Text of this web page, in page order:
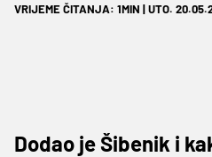
VRIJEME ČITANJA: 1MIN | UTO.
Dodao je Šibenik i